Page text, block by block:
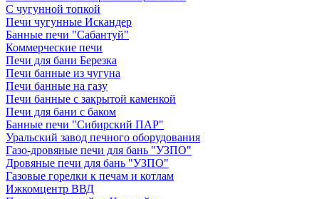
С чугунной топкой
Печи чугунные Искандер
Банные печи "Сабантуй"
Коммерческие печи
Печи для бани Березка
Печи банные из чугуна
Печи банные на газу
Печи банные с закрытой каменкой
Печи для бани с баком
Банные печи "Сибирский ПАР"
Уральский завод печного оборудования
Газо-дровяные печи для бань "УЗПО"
Дровяные печи для бань "УЗПО"
Газовые горелки к печам и котлам
Ижкомцентр ВВД